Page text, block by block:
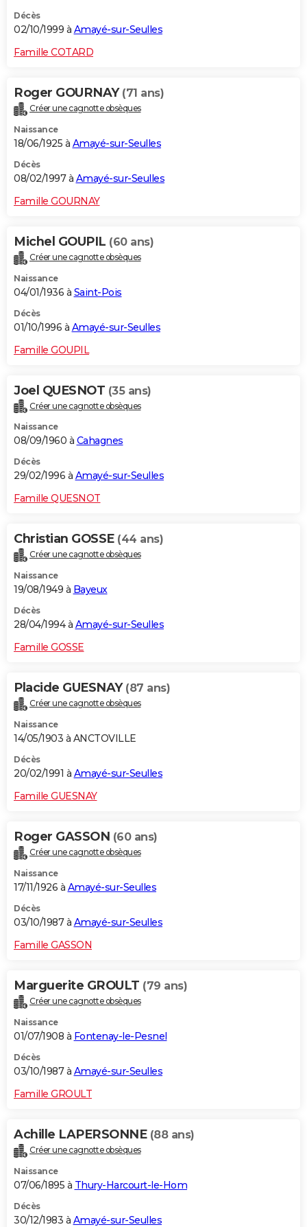
Décès
02/10/1999 à Amayé-sur-Seulles
Famille COTARD
Roger GOURNAY (71 ans)
Créer une cagnotte obsèques
Naissance
18/06/1925 à Amayé-sur-Seulles
Décès
08/02/1997 à Amayé-sur-Seulles
Famille GOURNAY
Michel GOUPIL (60 ans)
Créer une cagnotte obsèques
Naissance
04/01/1936 à Saint-Pois
Décès
01/10/1996 à Amayé-sur-Seulles
Famille GOUPIL
Joel QUESNOT (35 ans)
Créer une cagnotte obsèques
Naissance
08/09/1960 à Cahagnes
Décès
29/02/1996 à Amayé-sur-Seulles
Famille QUESNOT
Christian GOSSE (44 ans)
Créer une cagnotte obsèques
Naissance
19/08/1949 à Bayeux
Décès
28/04/1994 à Amayé-sur-Seulles
Famille GOSSE
Placide GUESNAY (87 ans)
Créer une cagnotte obsèques
Naissance
14/05/1903 à ANCTOVILLE
Décès
20/02/1991 à Amayé-sur-Seulles
Famille GUESNAY
Roger GASSON (60 ans)
Créer une cagnotte obsèques
Naissance
17/11/1926 à Amayé-sur-Seulles
Décès
03/10/1987 à Amayé-sur-Seulles
Famille GASSON
Marguerite GROULT (79 ans)
Créer une cagnotte obsèques
Naissance
01/07/1908 à Fontenay-le-Pesnel
Décès
03/10/1987 à Amayé-sur-Seulles
Famille GROULT
Achille LAPERSONNE (88 ans)
Créer une cagnotte obsèques
Naissance
07/06/1895 à Thury-Harcourt-le-Hom
Décès
30/12/1983 à Amayé-sur-Seulles